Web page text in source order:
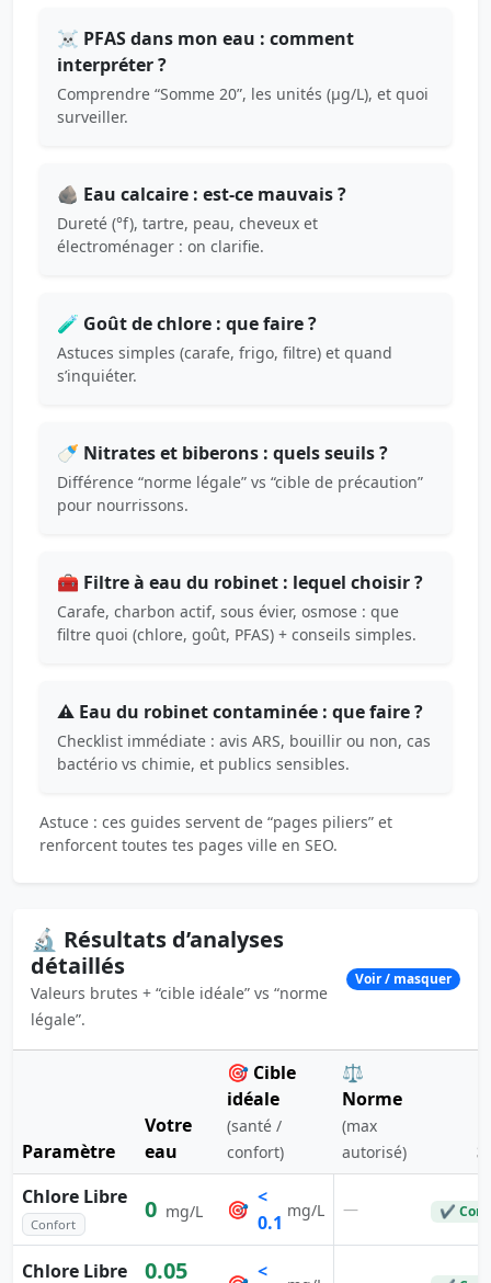
☠️ PFAS dans mon eau : comment
interpréter ?
Comprendre “Somme 20”, les unités (µg/L), et quoi
surveiller.
🪨 Eau calcaire : est-ce mauvais ?
Dureté (°f), tartre, peau, cheveux et
électroménager : on clarifie.
🧪 Goût de chlore : que faire ?
Astuces simples (carafe, frigo, filtre) et quand
s’inquiéter.
🍼 Nitrates et biberons : quels seuils ?
Différence “norme légale” vs “cible de précaution”
pour nourrissons.
🧰 Filtre à eau du robinet : lequel choisir ?
Carafe, charbon actif, sous évier, osmose : que
filtre quoi (chlore, goût, PFAS) + conseils simples.
⚠️ Eau du robinet contaminée : que faire ?
Checklist immédiate : avis ARS, bouillir ou non, cas
bactério vs chimie, et publics sensibles.
Astuce : ces guides servent de “pages piliers” et
renforcent toutes tes pages ville en SEO.
🔬 Résultats d’analyses
détaillés
Valeurs brutes + “cible idéale” vs “norme
légale”.
Voir / masquer
Paramètre
Votre
eau
🎯 Cible
idéale
(santé /
confort)
⚖️
Norme
(max
autorisé)
Chlore Libre
Confort
0 mg/L 🎯
<
0.1
mg/L — ✔
Chlore Libre 0.05 <